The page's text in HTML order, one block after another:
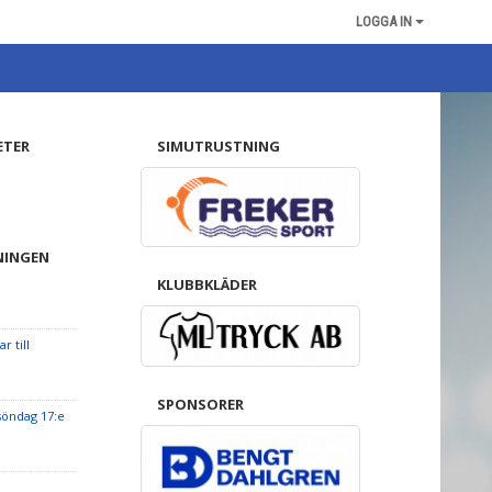
LOGGA IN
till
17:e
SIMUTRUSTNING
KLUBBKLÄDER
SPONSORER